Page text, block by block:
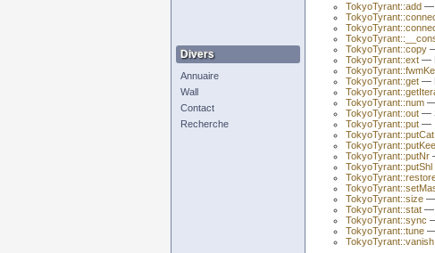
Divers
Annuaire
Wall
Contact
Recherche
TokyoTyrant::add —
TokyoTyrant::copy
TokyoTyrant::ext —
TokyoTyrant::get —
TokyoTyrant::num —
TokyoTyrant::out —
TokyoTyrant::put —
TokyoTyrant::putCat
TokyoTyrant::putNr
TokyoTyrant::putShl
TokyoTyrant::size —
TokyoTyrant::stat —
TokyoTyrant::sync
TokyoTyrant::tune —
TokyoTyrant::vanish